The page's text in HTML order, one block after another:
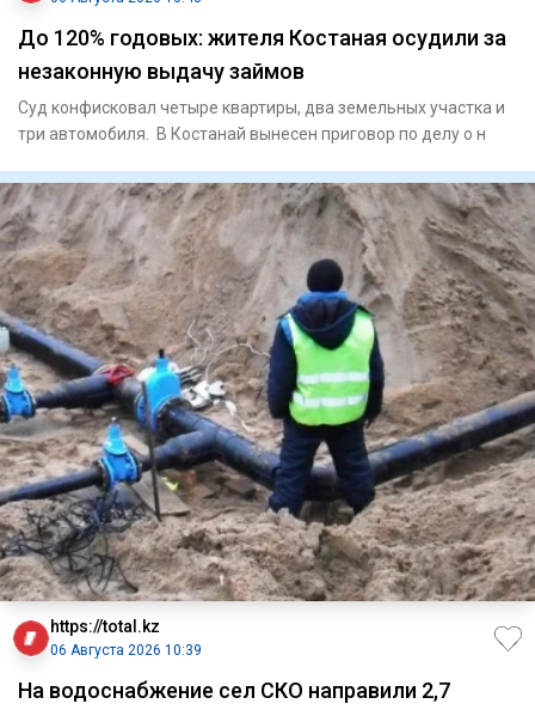
До 120% годовых: жителя Костаная осудили за
незаконную выдачу займов
Суд конфисковал четыре квартиры, два земельных участка и
три автомобиля. В Костанай вынесен приговор по делу о н
https://total.kz
06 Августа 2026 10:39
На водоснабжение сел СКО направили 2,7